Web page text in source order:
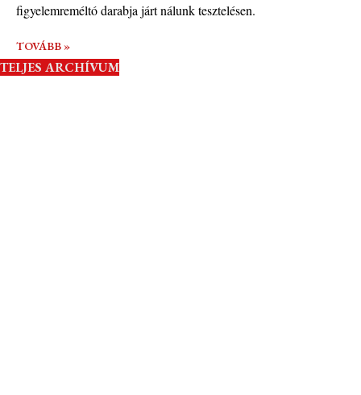
figyelemreméltó darabja járt nálunk tesztelésen.
TOVÁBB »
TELJES ARCHÍVUM